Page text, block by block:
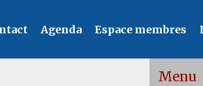
Agenda Espace membres
Menu